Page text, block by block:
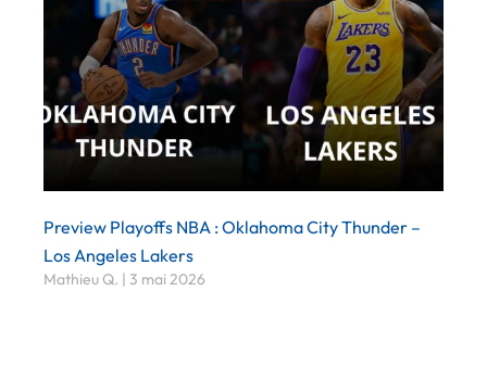
Preview Playoffs NBA : Oklahoma City Thunder –
Los Angeles Lakers
Mathieu Q. 3 mai 2026